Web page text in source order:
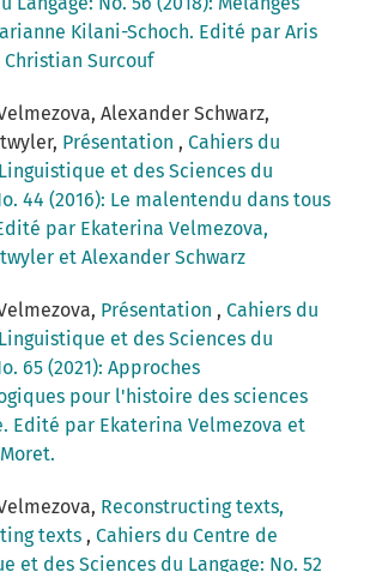
Kilani-Schoch. Edité par Aris
Surcouf
Alexander Schwarz,
Présentation , Cahiers du
et des Sciences du
44 (2016): Le malentendu dans tous
par Ekaterina Velmezova,
et Alexander Schwarz
Présentation , Cahiers du
et des Sciences du
65 (2021): Approches
pour l'histoire des sciences
Edité par Ekaterina Velmezova et
Reconstructing texts,
texts , Cahiers du Centre de
et des Sciences du Langage: No. 52